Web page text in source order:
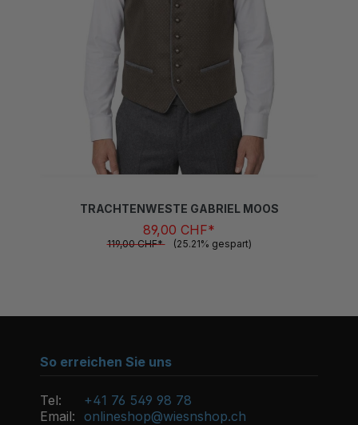
89,00 CHF*
119,00 CHF* (25.21% gespart)
So erreichen Sie uns
Tel:
+41 76 549 98 78
Email: onlineshop@wiesnshop.ch